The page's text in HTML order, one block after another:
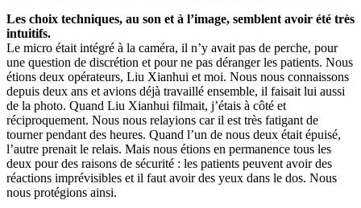
Les choix techniques, au son et à l’image, semblent avoir été très
intuitifs.
Le micro était intégré à la caméra, il n’y avait pas de perche, pour
une question de discrétion et pour ne pas déranger les patients. Nous
étions deux opérateurs, Liu Xianhui et moi. Nous nous connaissons
depuis deux ans et avions déjà travaillé ensemble, il faisait lui aussi
de la photo. Quand Liu Xianhui filmait, j’étais à côté et
réciproquement. Nous nous relayions car il est très fatigant de
tourner pendant des heures. Quand l’un de nous deux était épuisé,
l’autre prenait le relais. Mais nous étions en permanence tous les
deux pour des raisons de sécurité : les patients peuvent avoir des
réactions imprévisibles et il faut avoir des yeux dans le dos. Nous
nous protégions ainsi.